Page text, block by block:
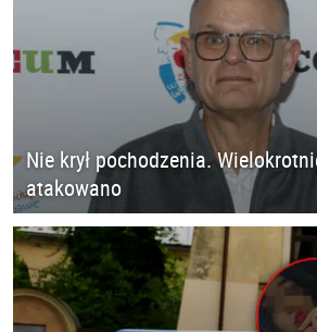
Nie krył pochodzenia.
atakowano